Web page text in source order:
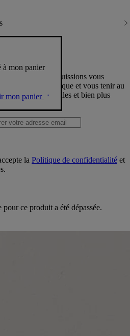
à mon panier
mon panier
pour que nous puissions vous
Diptyque et vous tenir au
offres spéciales et bien plus
la Politique de confidentialité et
ce produit a été dépassée.